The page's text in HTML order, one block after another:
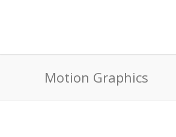
Motion Graphics